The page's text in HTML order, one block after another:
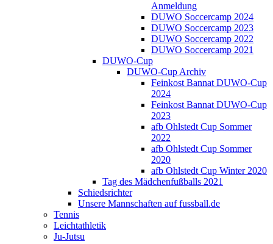
Anmeldung
DUWO Soccercamp 2024
DUWO Soccercamp 2023
DUWO Soccercamp 2022
DUWO Soccercamp 2021
DUWO-Cup
DUWO-Cup Archiv
Feinkost Bannat DUWO-Cup
2024
Feinkost Bannat DUWO-Cup
2023
afb Ohlstedt Cup Sommer
2022
afb Ohlstedt Cup Sommer
2020
afb Ohlstedt Cup Winter 2020
Tag des Mädchenfußballs 2021
Schiedsrichter
Unsere Mannschaften auf fussball.de
Tennis
Leichtathletik
Ju-Jutsu